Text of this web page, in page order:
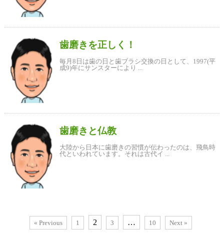
歯磨きを正しく！
毎月8日は歯の日と歯ブラシ交換の日として、1997(平
成9)年にサンスターにより ...
歯磨きと仏教
大陸から日本に歯磨きの習慣が伝わったのは、飛鳥時
代といわれています。それは古代イ ...
« Previous 1 2 3 … 10 Next »